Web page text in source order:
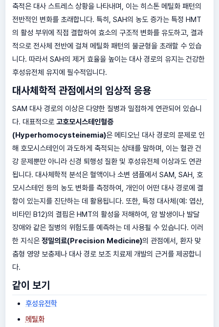
축적은 대사 스트레스 상황을 나타내며, 이는 히스톤 메틸화 패턴의
전반적인 변화를 초래합니다. 특히, SAH의 농도 증가는 특정 HMT
의 활성 부위에 직접 결합하여 효소의 구조적 변화를 유도하고, 결과
적으로 전사체 전반에 걸쳐 메틸화 패턴의 불균형을 초래할 수 있습
니다. 따라서 SAH의 제거 효율을 높이는 대사 경로의 유지는 건강한
후성유전체 유지에 필수적입니다.
대사체학적 관점에서의 임상적 응용
SAM 대사 경로의 이상은 다양한 질병과 밀접하게 연관되어 있습니
다. 대표적으로 고호모시스테인혈증
(Hyperhomocysteinemia)은 메티오닌 대사 경로의 문제로 인
해 호모시스테인이 과도하게 축적되는 상태를 말하며, 이는 혈관 건
강 문제뿐만 아니라 신경 퇴행성 질환 및 후성유전체 이상과도 연관
됩니다. 대사체학적 분석은 혈액이나 소변 샘플에서 SAM, SAH, 호
모시스테인 등의 농도 변화를 측정하여, 개인이 어떤 대사 경로에 결
함이 있는지를 진단하는 데 활용됩니다. 또한, 특정 대사체(예: 엽산,
비타민 B12)의 결핍은 HMT의 활성을 저해하여, 암 발생이나 발달
장애와 같은 질병의 위험도를 예측하는 데 사용될 수 있습니다. 이러
한 지식은 정밀의료(Precision Medicine)의 관점에서, 환자 맞
춤형 영양 보충제나 대사 경로 보조 치료제 개발의 근거를 제공합니
다.
같이 보기
후성유전학
메틸화